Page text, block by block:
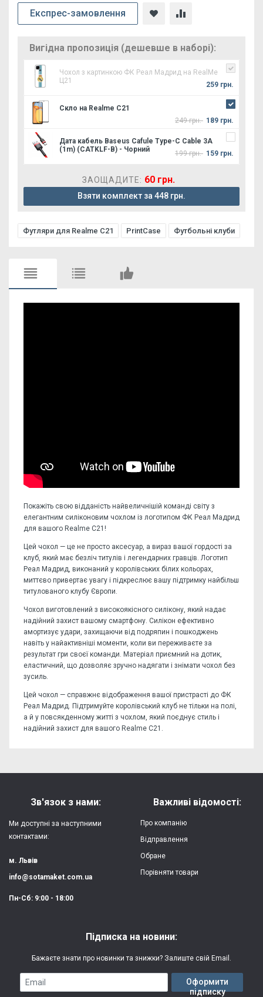
Експрес-замовлення
Вигідна пропозиція (дешевше в наборі):
Чохол з картинкою ФК Реал Мадрид на RealMe
Ц21
259 грн.
Скло на Realme C21
249 грн. 189 грн.
Дата кабель Baseus Cafule Type-C Cable 3A
(1m) (CATKLF-B) - Чорний
199 грн. 159 грн.
ЗАОЩАДИТЕ: 60 грн.
Взяти комплект за 448 грн.
Футляри для Realme C21 PrintCase Футбольні клуби
Покажіть свою відданість найвеличнішій команді світу з
елегантним силіконовим чохлом із логотипом ФК Реал Мадрид
для вашого Realme C21!
Цей чохол — це не просто аксесуар, а вираз вашої гордості за
клуб, який має безліч титулів і легендарних гравців. Логотип
Реал Мадрид, виконаний у королівських білих кольорах,
миттєво привертає увагу і підкреслює вашу підтримку найбільш
титулованого клубу Європи.
Чохол виготовлений з високоякісного силікону, який надає
надійний захист вашому смартфону. Силікон ефективно
амортизує удари, захищаючи від подряпин і пошкоджень
навіть у найактивніші моменти, коли ви переживаєте за
результат гри своєї команди. Матеріал приємний на дотик,
еластичний, що дозволяє зручно надягати і знімати чохол без
зусиль.
Цей чохол — справжнє відображення вашої пристрасті до ФК
Реал Мадрид. Підтримуйте королівський клуб не тільки на полі,
а й у повсякденному житті з чохлом, який поєднує стиль і
надійний захист для вашого Realme C21.
Захист:
від ударів,
Якість:
яскрава, чітка
Особливості:
(вологостійкий, гнучкий)
Гарантія: 3 місяці
Напишіть відгук або думку
Зв'язок з нами:
Ми доступні за наступними
контактами:
м. Львів
info@sotamaket.com.ua
Пн-Сб: 9:00 - 18:00
Важливі відомості:
Про компанію
Відправлення
Обране
Порівняти товари
Підписка на новини:
Бажаєте знати про новинки та знижки? Залиште свій Email.
Email
Оформити
підписку